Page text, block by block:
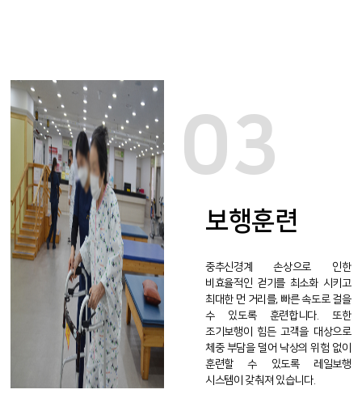
03
보행훈련
중추신경계 손상으로 인한
비효율적인 걷기를 최소화 시키고
최대한 먼 거리를, 빠른 속도로 걸을
수 있도록 훈련합니다. 또한
조기보행이 힘든 고객을 대상으로
체중 부담을 덜어 낙상의 위험 없이
훈련할 수 있도록 레일보행
시스템이 갖춰져 있습니다.